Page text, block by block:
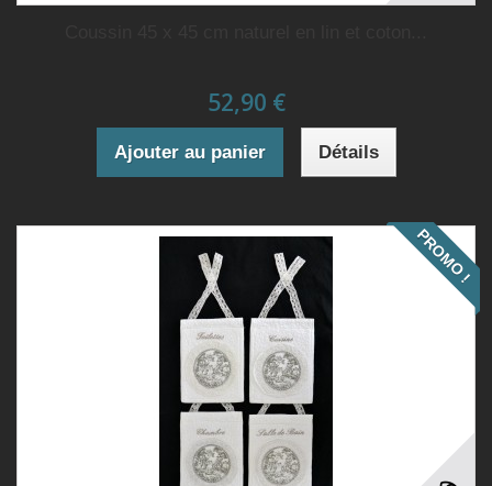
52,90 €
Ajouter au panier Détails
PROMO !